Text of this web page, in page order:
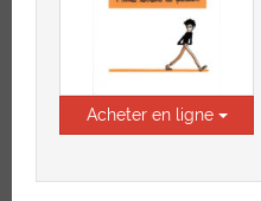
Acheter en ligne